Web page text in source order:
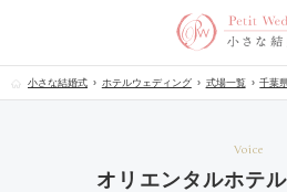
小さな結婚式 ホテルウェディング 式場一覧 千葉
Voice
オリエンタルホテ